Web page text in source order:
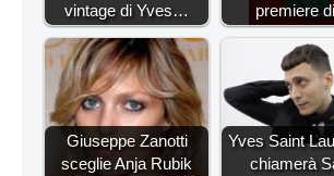
vintage di Yves…
premiere
Giuseppe Zanotti
sceglie Anja Rubik
Yves Saint
chiamerà